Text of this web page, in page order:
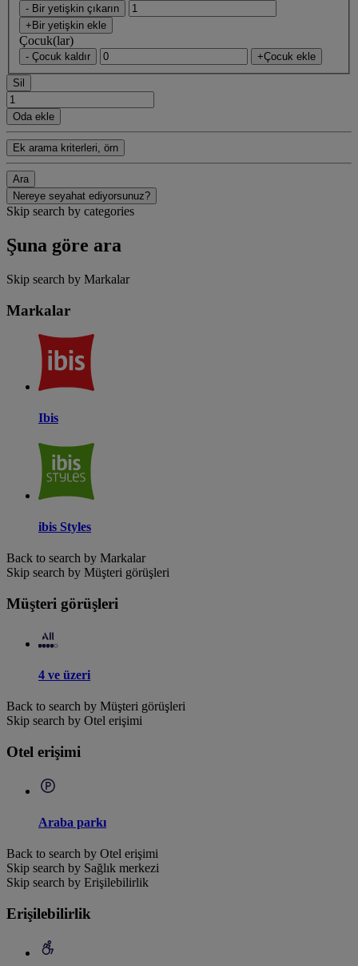
- Bir yetişkin çıkarın
+Bir yetişkin ekle
Çocuk(lar)
- Çocuk kaldır +Çocuk ekle
Sil
Oda ekle
Ek arama kriterleri, örn
Ara
Nereye seyahat ediyorsunuz?
Skip search by categories
Şuna göre ara
Skip search by Markalar
Markalar
Ibis
ibis Styles
Back to search by Markalar
Skip search by Müşteri görüşleri
Müşteri görüşleri
4 ve üzeri
Back to search by Müşteri görüşleri
Skip search by Otel erişimi
Otel erişimi
Araba parkı
Back to search by Otel erişimi
Skip search by Sağlık merkezi
Skip search by Erişilebilirlik
Erişilebilirlik